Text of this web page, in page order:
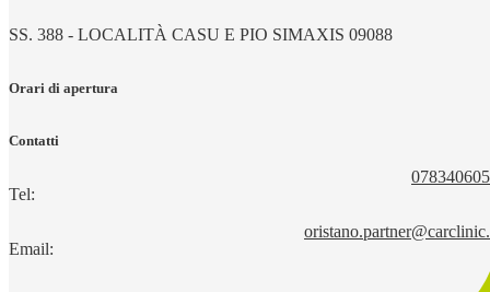
SS. 388 - LOCALITÀ CASU E PIO SIMAXIS 09088
Orari di apertura
Contatti
Tel:
Email: